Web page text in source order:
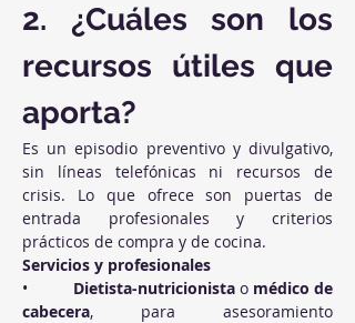
2. ¿Cuáles son los
recursos útiles que
aporta?
Es un episodio preventivo y divulgativo,
sin líneas telefónicas ni recursos de
crisis. Lo que ofrece son puertas de
entrada profesionales y criterios
prácticos de compra y de cocina.
Servicios y profesionales
• Dietista-nutricionista o médico de
cabecera, para asesoramiento